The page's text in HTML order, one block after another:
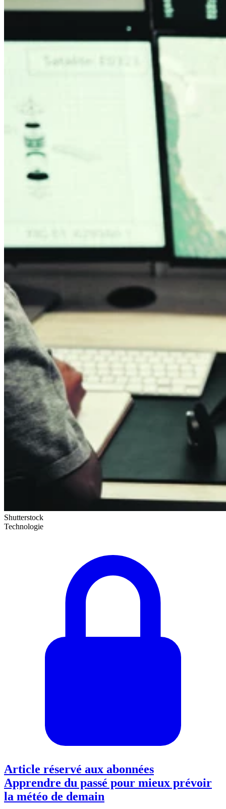
Shutterstock
Technologie
Article réservé aux abonnées
Apprendre du passé pour mieux prévoir
la météo de demain